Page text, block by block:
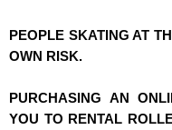
PEOPLE SKATING AT
OWN RISK.
PURCHASING AN
YOU TO RENTAL